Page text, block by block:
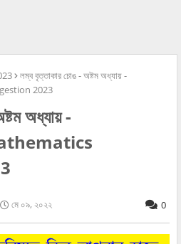
লম্ব বৃত্তাকার চোঙ - অষ্টম অধ্যায় -
2023
অধ্যায় -
মে ০৯, ২০২২ 0